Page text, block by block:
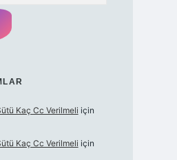
Kaç Cc Verilmeli için
Kaç Cc Verilmeli için